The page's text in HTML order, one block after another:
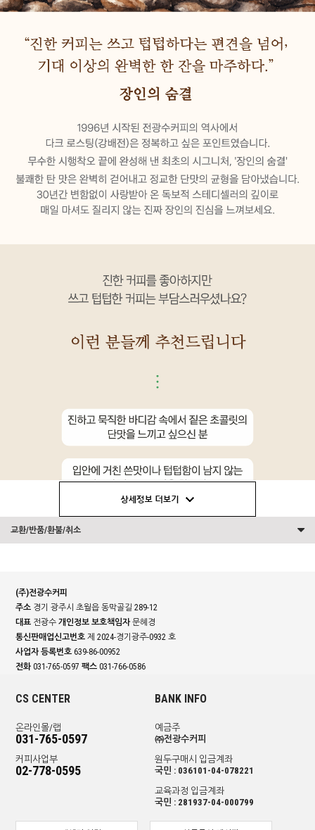
교환/반품/환불/취소
(주)전광수커피
주소 경기 광주시 초월읍 동막골길 289-12
대표 전광수개인정보 보호책임자문혜경
통신판매업신고번호 제 2024-경기광주-0932 호
사업자 등록번호 639-86-00952
전화 031-765-0597팩스 031-766-0586
CS CENTER
온라인몰/랩
031-765-0597
커피사업부
02-778-0595
BANK INFO
예금주
㈜전광수커피
원두구매시 입금계좌
국민 : 036101-04-078221
교육과정 입금계좌
국민 : 281937-04-000799